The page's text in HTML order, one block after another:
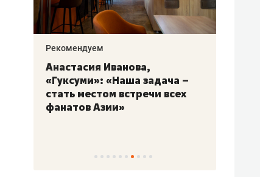
Рекомендуем
Анастасия Иванова,
«Гуксуми»: «Наша задача –
стать местом встречи всех
фанатов Азии»